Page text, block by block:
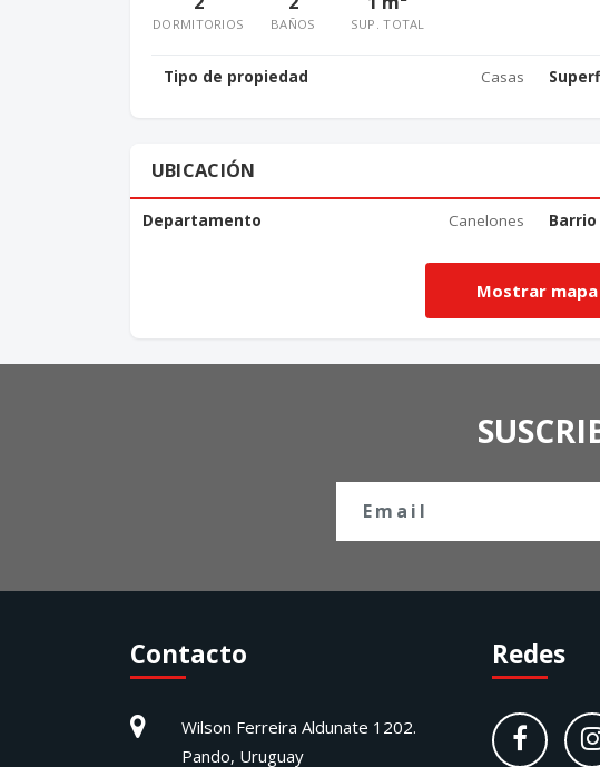
DORMITORIOS BAÑOS SUP. TOTAL
Tipo de propiedad Casas
UBICACIÓN
Departamento Canelones Barrio
Contacto
Wilson Ferreira Aldunate 1202.
Pando, Uruguay
Redes